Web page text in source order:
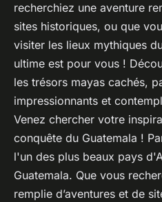
recherchiez une aventure
sites historiques, ou que
visiter les lieux mythiques
ultime est pour vous !
les trésors mayas cachés,
impressionnants et
Venez chercher votre
conquête du Guatemala !
l'un des plus beaux pays
Guatemala. Que vous
remplie d’aventures et de